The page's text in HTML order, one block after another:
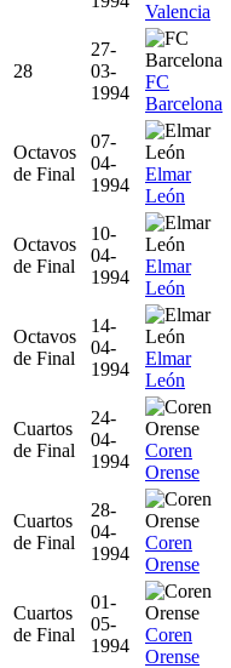
Valencia
28
27-
03-
1994
FC
Barcelona
Octavos
de Final
07-
04-
1994
Elmar
León
Octavos
de Final
10-
04-
1994
Elmar
León
Octavos
de Final
14-
04-
1994
Elmar
León
Cuartos
de Final
24-
04-
1994
Coren
Orense
Cuartos
de Final
28-
04-
1994
Coren
Orense
Cuartos
de Final
01-
05-
1994
Coren
Orense